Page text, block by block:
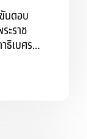
นตอบ
ะราช
ธิเบศร